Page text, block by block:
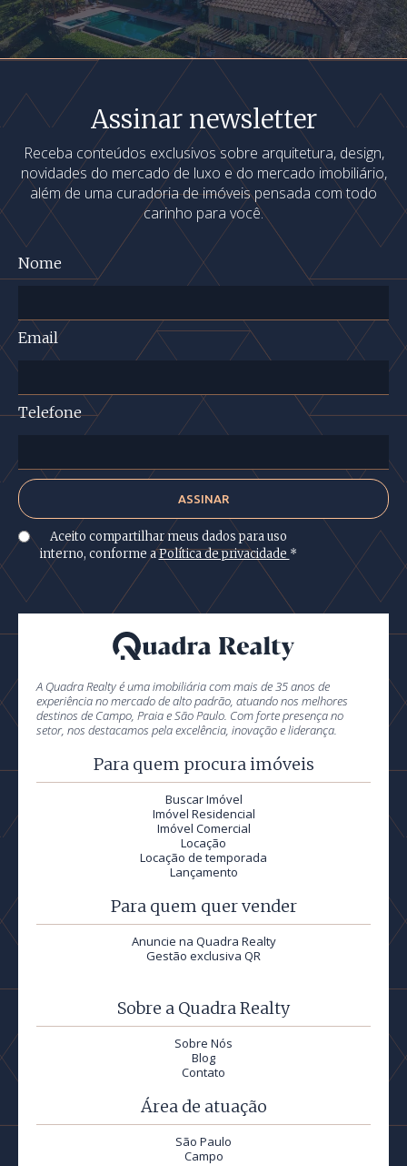
Assinar newsletter
Receba conteúdos exclusivos sobre arquitetura, design,
novidades do mercado de luxo e do mercado imobiliário,
além de uma curadoria de imóveis pensada com todo
carinho para você.
Nome
Email
Telefone
Aceito compartilhar meus dados para uso
interno, conforme aPolítica de privacidade *
A Quadra Realty é uma imobiliária com mais de 35 anos de
experiência no mercado de alto padrão, atuando nos melhores
destinos de Campo, Praia e São Paulo. Com forte presença no
setor, nos destacamos pela excelência, inovação e liderança.
Para quem procura imóveis
Buscar Imóvel
Imóvel Residencial
Imóvel Comercial
Locação
Locação de temporada
Lançamento
Para quem quer vender
Anuncie na Quadra Realty
Gestão exclusiva QR
Sobre a Quadra Realty
Sobre Nós
Blog
Contato
Área de atuação
São Paulo
Campo